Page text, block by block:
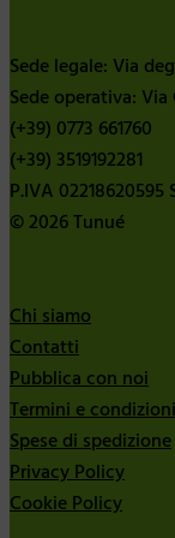
Sede legale: Via
Sede operativa:
(+39) 0773 661760
(+39) 3519192281
P.IVA 02218620595
© 2026 Tunué
Chi siamo
Contatti
Pubblica con noi
Termini e
Spese di spedizione
Privacy Policy
Cookie Policy